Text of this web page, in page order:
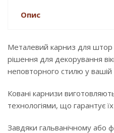
Опис
Металевий карниз для
рішення для декорування
неповторного стилю у вашій
Ковані карнизи
технологіями, що гарантує їх
Завдяки гальванічному або